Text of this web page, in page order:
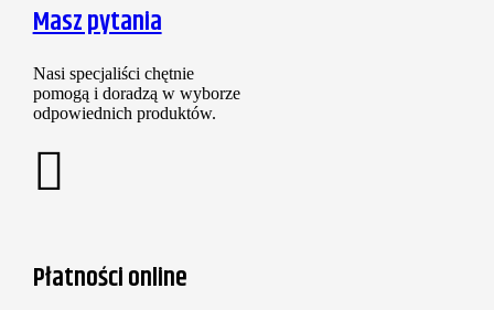
Masz pytania
Nasi specjaliści chętnie
pomogą i doradzą w wyborze
odpowiednich produktów.
Płatności online